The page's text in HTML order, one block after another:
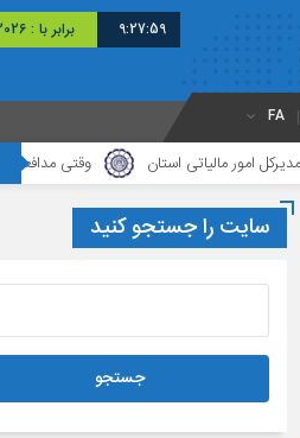
9:27:59 برابر با : Monday - 3 August - 2026
FA
استان وقتی مدافعان قانون،
سایت را جستجو کنید